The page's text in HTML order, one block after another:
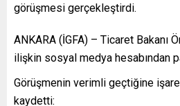
görüşmesi gerçekleştirdi.
ANKARA (İGFA) – Ticaret Bakanı
ilişkin sosyal medya hesabından
Görüşmenin verimli geçtiğine
kaydetti: